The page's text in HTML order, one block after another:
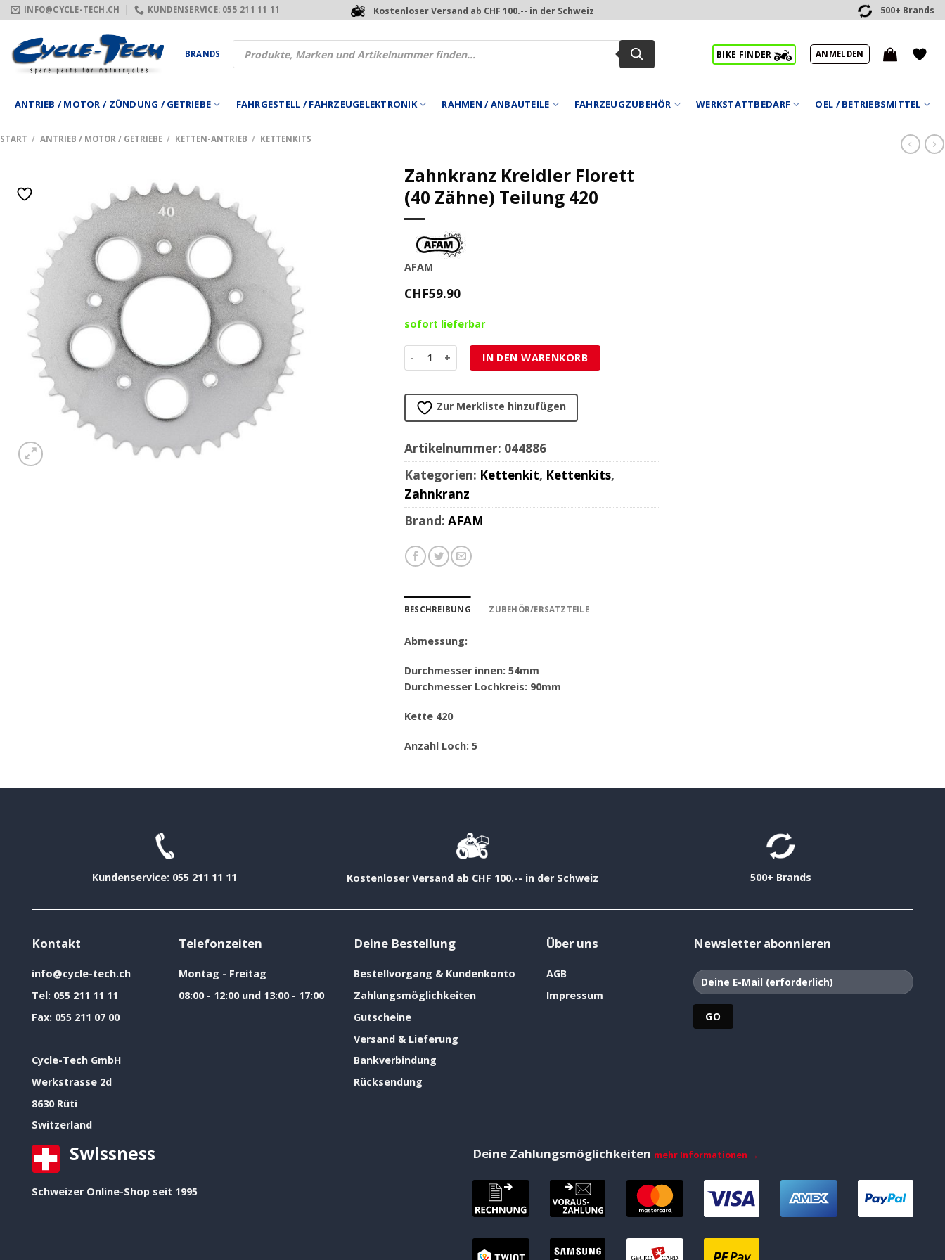
Zum
Inhalt
springen
INFO@CYCLE-TECH.CH KUNDENSERVICE: 055 211 11 11 Kostenloser Versand ab CHF 100.-- in der Schweiz 500+ Brands
BRANDS
Products
search
BIKE FINDER ANMELDEN
ANTRIEB / MOTOR / ZÜNDUNG / GETRIEBE FAHRGESTELL / FAHRZEUGELEKTRONIK RAHMEN / ANBAUTEILE FAHRZEUGZUBEHÖR WERKSTATTBEDARF OEL / BETRIEBSMITTEL
START / ANTRIEB / MOTOR / GETRIEBE / KETTEN-ANTRIEB / KETTENKITS
Zahnkranz Kreidler Florett
(40 Zähne) Teilung 420
AFAM
CHF59.90
sofort lieferbar
Zahnkranz Kreidler Florett (40 Zähne) Teilung 420 Menge
IN DEN WARENKORB
Zur Merkliste hinzufügen
Artikelnummer: 044886
Kategorien: Kettenkit, Kettenkits,
Zahnkranz
Brand: AFAM
BESCHREIBUNG ZUBEHÖR/ERSATZTEILE
Abmessung:
Durchmesser innen: 54mm
Durchmesser Lochkreis: 90mm
Kette 420
Anzahl Loch: 5
Kundenservice: 055 211 11 11 Kostenloser Versand ab CHF 100.-- in der Schweiz 500+ Brands
Kontakt
info@cycle-tech.ch
Tel: 055 211 11 11
Fax: 055 211 07 00
Cycle-Tech GmbH
Werkstrasse 2d
8630 Rüti
Switzerland
Telefonzeiten
Montag - Freitag
08:00 - 12:00 und 13:00 - 17:00
Deine Bestellung
Bestellvorgang & Kundenkonto
Zahlungsmöglichkeiten
Gutscheine
Versand & Lieferung
Bankverbindung
Rücksendung
Über uns
AGB
Impressum
Newsletter abonnieren
Swissness
Schweizer Online-Shop seit 1995
Deine Zahlungsmöglichkeiten mehr Informationen →